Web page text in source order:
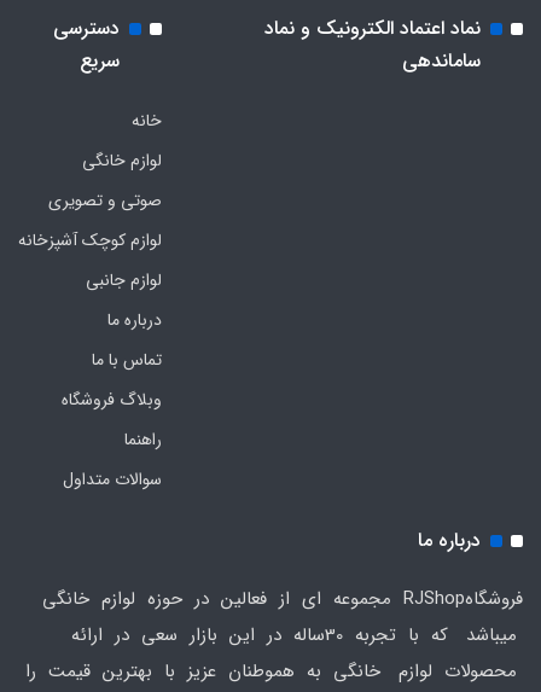
نماد اعتماد الکترونیک و نماد
ساماندهی
دسترسی
سریع
خانه
لوازم خانگی
صوتی و تصویری
لوازم کوچک آشپزخانه
لوازم جانبی
درباره ما
تماس با ما
وبلاگ فروشگاه
راهنما
سوالات متداول
درباره ما
فروشگاهRJShop مجموعه ای از فعالین در حوزه لوازم خانگی
میباشد که با تجربه 30ساله در این بازار سعی در ارائه
محصولات لوازم خانگی به هموطنان عزیز با بهترین قیمت را